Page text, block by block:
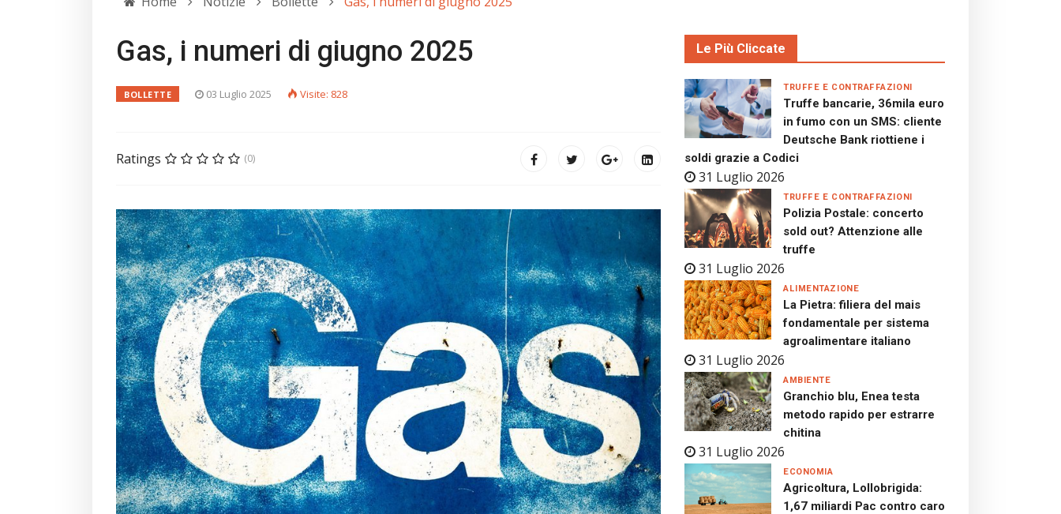
Gas, i numeri di giugno 2025
BOLLETTE 03 Luglio 2025 Visite: 828
Ratings (0)
Le Più Cliccate
Truffe bancarie, 36mila euro
in fumo con un SMS: cliente
Deutsche Bank riottiene i
soldi grazie a Codici
31 Luglio 2026
TRUFFE E CONTRAFFAZIONI
Polizia Postale: concerto
sold out? Attenzione alle
truffe
31 Luglio 2026
TRUFFE E CONTRAFFAZIONI
La Pietra: filiera del mais
fondamentale per sistema
agroalimentare italiano
31 Luglio 2026
ALIMENTAZIONE
Granchio blu, Enea testa
metodo rapido per estrarre
chitina
31 Luglio 2026
AMBIENTE
Agricoltura, Lollobrigida:
1,67 miliardi Pac contro caro
ECONOMIA